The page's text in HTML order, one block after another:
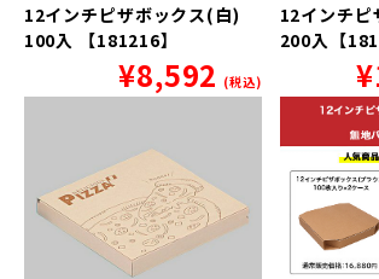
12インチピザボックス(白)
100入 【181216】
¥8,592 (税込)
12インチピ
200入【
¥